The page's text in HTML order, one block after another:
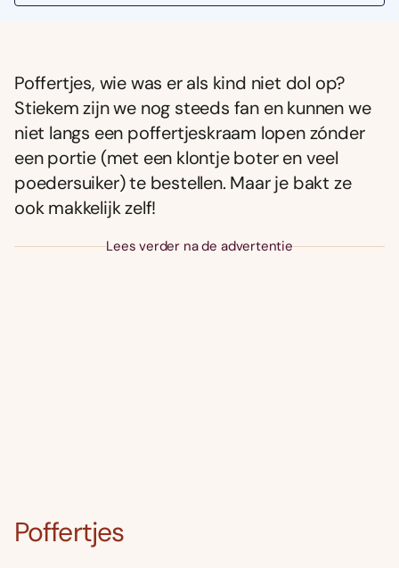
Poffertjes, wie was er als kind niet dol op?
Stiekem zijn we nog steeds fan en kunnen we
niet langs een poffertjeskraam lopen zónder
een portie (met een klontje boter en veel
poedersuiker) te bestellen. Maar je bakt ze
ook makkelijk zelf!
Lees verder na de advertentie
Poffertjes